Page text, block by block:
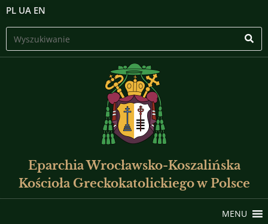
PL UA EN
Eparchia Wrocławsko-Koszalińska
Kościoła Greckokatolickiego w Polsce
MENU